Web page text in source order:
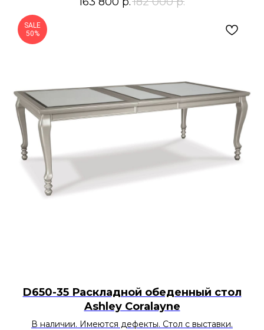
SALE
50%
D650-35 Раскладной обеденный стол
Ashley Coralayne
В наличии. Имеются дефекты. Стол с выставки.